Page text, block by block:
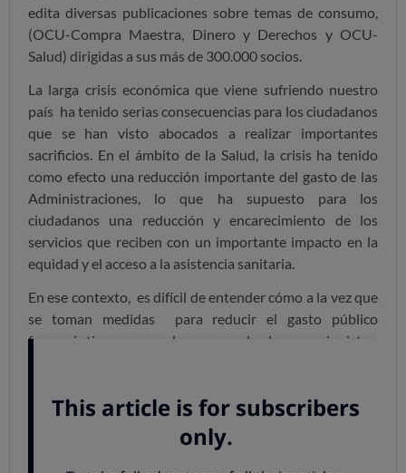
edita diversas publicaciones sobre temas de consumo,
(OCU-Compra Maestra, Dinero y Derechos y OCU-
Salud) dirigidas a sus más de 300.000 socios.
La larga crisis económica que viene sufriendo nuestro
país ha tenido serias consecuencias para los ciudadanos
que se han visto abocados a realizar importantes
sacrificios. En el ámbito de la Salud, la crisis ha tenido
como efecto una reducción importante del gasto de las
Administraciones, lo que ha supuesto para los
ciudadanos una reducción y encarecimiento de los
servicios que reciben con un importante impacto en la
equidad y el acceso a la asistencia sanitaria.
En ese contexto, es difícil de entender cómo a la vez que
se toman medidas para reducir el gasto público
farmacéutico como el copago de los pensionistas,
sanidad.
Nos referimos en concreto al uso de LUCENTIS y